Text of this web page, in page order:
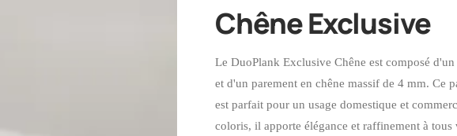
Chêne Exclusive
Le DuoPlank Exclusive Chêne est composé
et d'un parement en chêne massif de 4 mm. Ce
est parfait pour un usage domestique et
coloris, il apporte élégance et raffinement à tous